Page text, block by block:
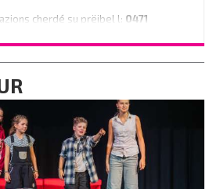
cherdé su prëibel l: 0471